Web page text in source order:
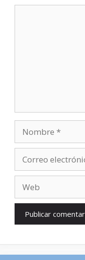
electrónico